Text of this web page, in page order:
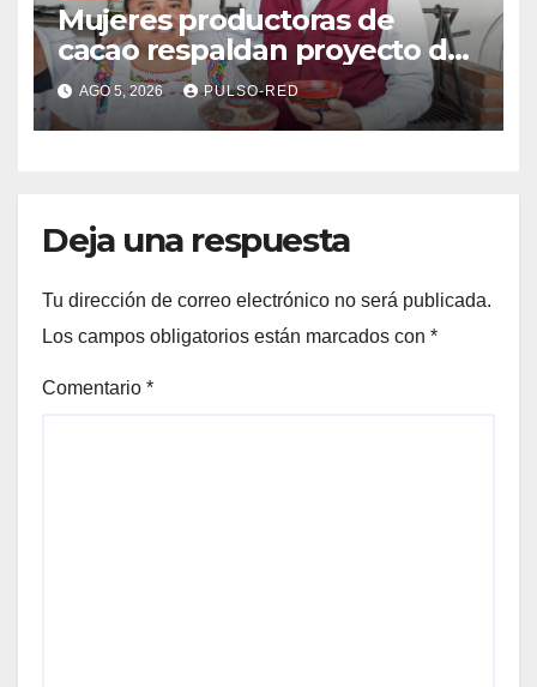
Mujeres productoras de
cacao respaldan proyecto de
Alfonso Sánchez García
rumbo a la Coordinación
Estatal de Morena
AGO 5, 2026 PULSO-RED
Deja una respuesta
Tu dirección de correo electrónico no será publicada.
Los campos obligatorios están marcados con *
Comentario *